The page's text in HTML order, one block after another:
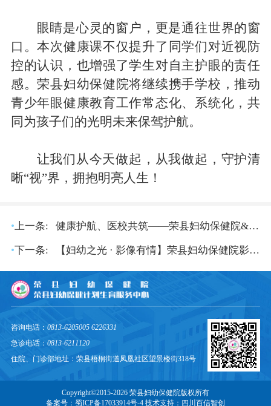
眼睛是心灵的窗户，更是通往世界的窗
口。本次健康课不仅提升了同学们对近视防
控的认识，也增强了学生对自主护眼的责任
感。荣县妇幼保健院将继续携手学校，推动
青少年眼健康教育工作常态化、系统化，共
同为孩子们的光明未来保驾护航。
让我们从今天做起，从我做起，守护清
晰“视”界，拥抱明亮人生！
•上一条: 健康护航、医校共筑——荣县妇幼保健院&荣县长山镇初级中学校共筑青春健康
•下一条: 【妇幼之光 · 影像有情】荣县妇幼保健院影像科：用坚守护航生命，以奉献诠释医者仁心
咨询电话： 0813-6205005 6226331
急诊电话： 0813-6211120
住院、门诊部地址：荣县梧桐街道凤凰社区望景楼街318号
Copyright©2015-2026 荣县妇幼保健院版权所有
备案号：蜀ICP备17033914号-4 技术支持： 四川百信智创